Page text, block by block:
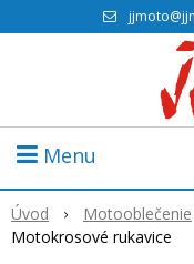
Menu
Úvod Motooblečenie
Motokrosové rukavice